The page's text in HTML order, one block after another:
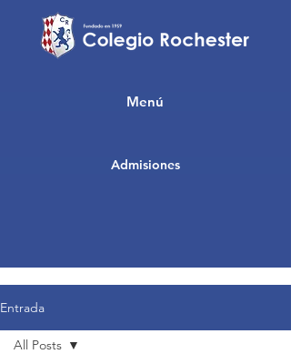
Admisiones
Menú
Entrada
All Posts